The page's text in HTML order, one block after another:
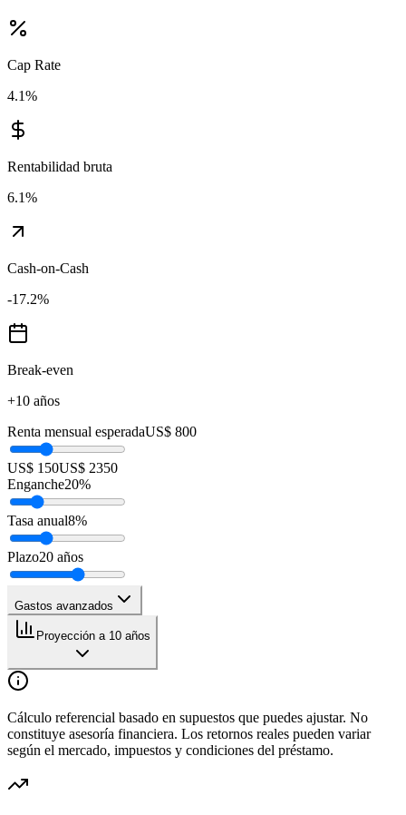
Cap Rate
4.1%
Rentabilidad bruta
6.1%
Cash-on-Cash
-17.2%
Break-even
+10 años
Renta mensual esperadaUS$ 800
US$ 150US$ 2350
Enganche20%
Tasa anual8%
Plazo20 años
Gastos avanzados
Proyección a 10 años
Cálculo referencial basado en supuestos que puedes ajustar. No
constituye asesoría financiera. Los retornos reales pueden variar
según el mercado, impuestos y condiciones del préstamo.